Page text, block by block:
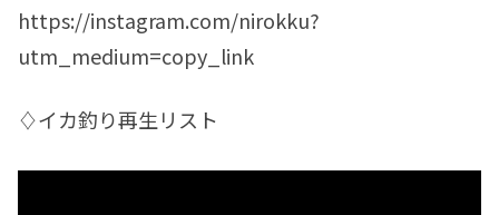
https://instagram.com/nirokku?
utm_medium=copy_link
♢イカ釣り再生リスト